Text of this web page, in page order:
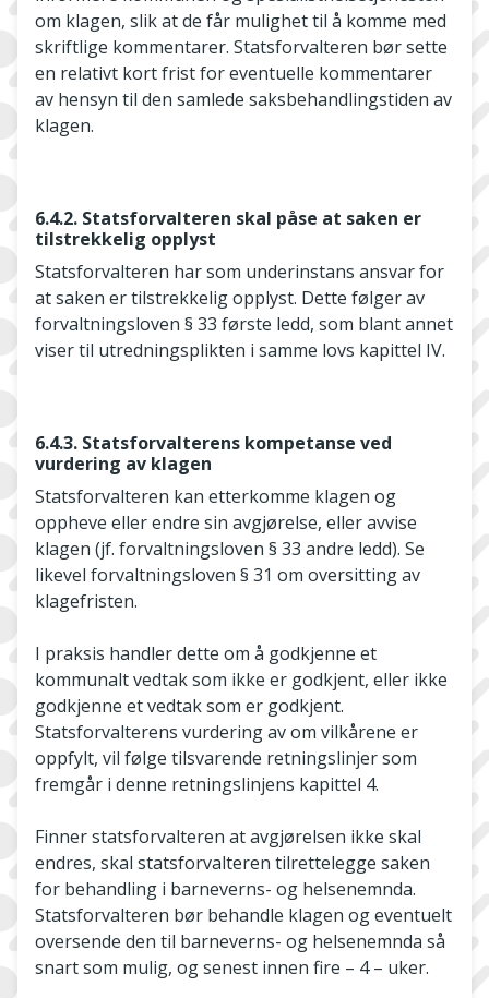
om klagen, slik at de får mulighet til å komme med
skriftlige kommentarer. Statsforvalteren bør sette
en relativt kort frist for eventuelle kommentarer
av hensyn til den samlede saksbehandlingstiden av
klagen.
6.4.2. Statsforvalteren skal påse at saken er
tilstrekkelig opplyst
Statsforvalteren har som underinstans ansvar for
at saken er tilstrekkelig opplyst. Dette følger av
forvaltningsloven § 33 første ledd, som blant annet
viser til utredningsplikten i samme lovs kapittel IV.
6.4.3. Statsforvalterens kompetanse ved
vurdering av klagen
Statsforvalteren kan etterkomme klagen og
oppheve eller endre sin avgjørelse, eller avvise
klagen (jf. forvaltningsloven § 33 andre ledd). Se
likevel forvaltningsloven § 31 om oversitting av
klagefristen.
I praksis handler dette om å godkjenne et
kommunalt vedtak som ikke er godkjent, eller ikke
godkjenne et vedtak som er godkjent.
Statsforvalterens vurdering av om vilkårene er
oppfylt, vil følge tilsvarende retningslinjer som
fremgår i denne retningslinjens kapittel 4.
Finner statsforvalteren at avgjørelsen ikke skal
endres, skal statsforvalteren tilrettelegge saken
for behandling i barneverns- og helsenemnda.
Statsforvalteren bør behandle klagen og eventuelt
oversende den til barneverns- og helsenemnda så
snart som mulig, og senest innen fire – 4 – uker.